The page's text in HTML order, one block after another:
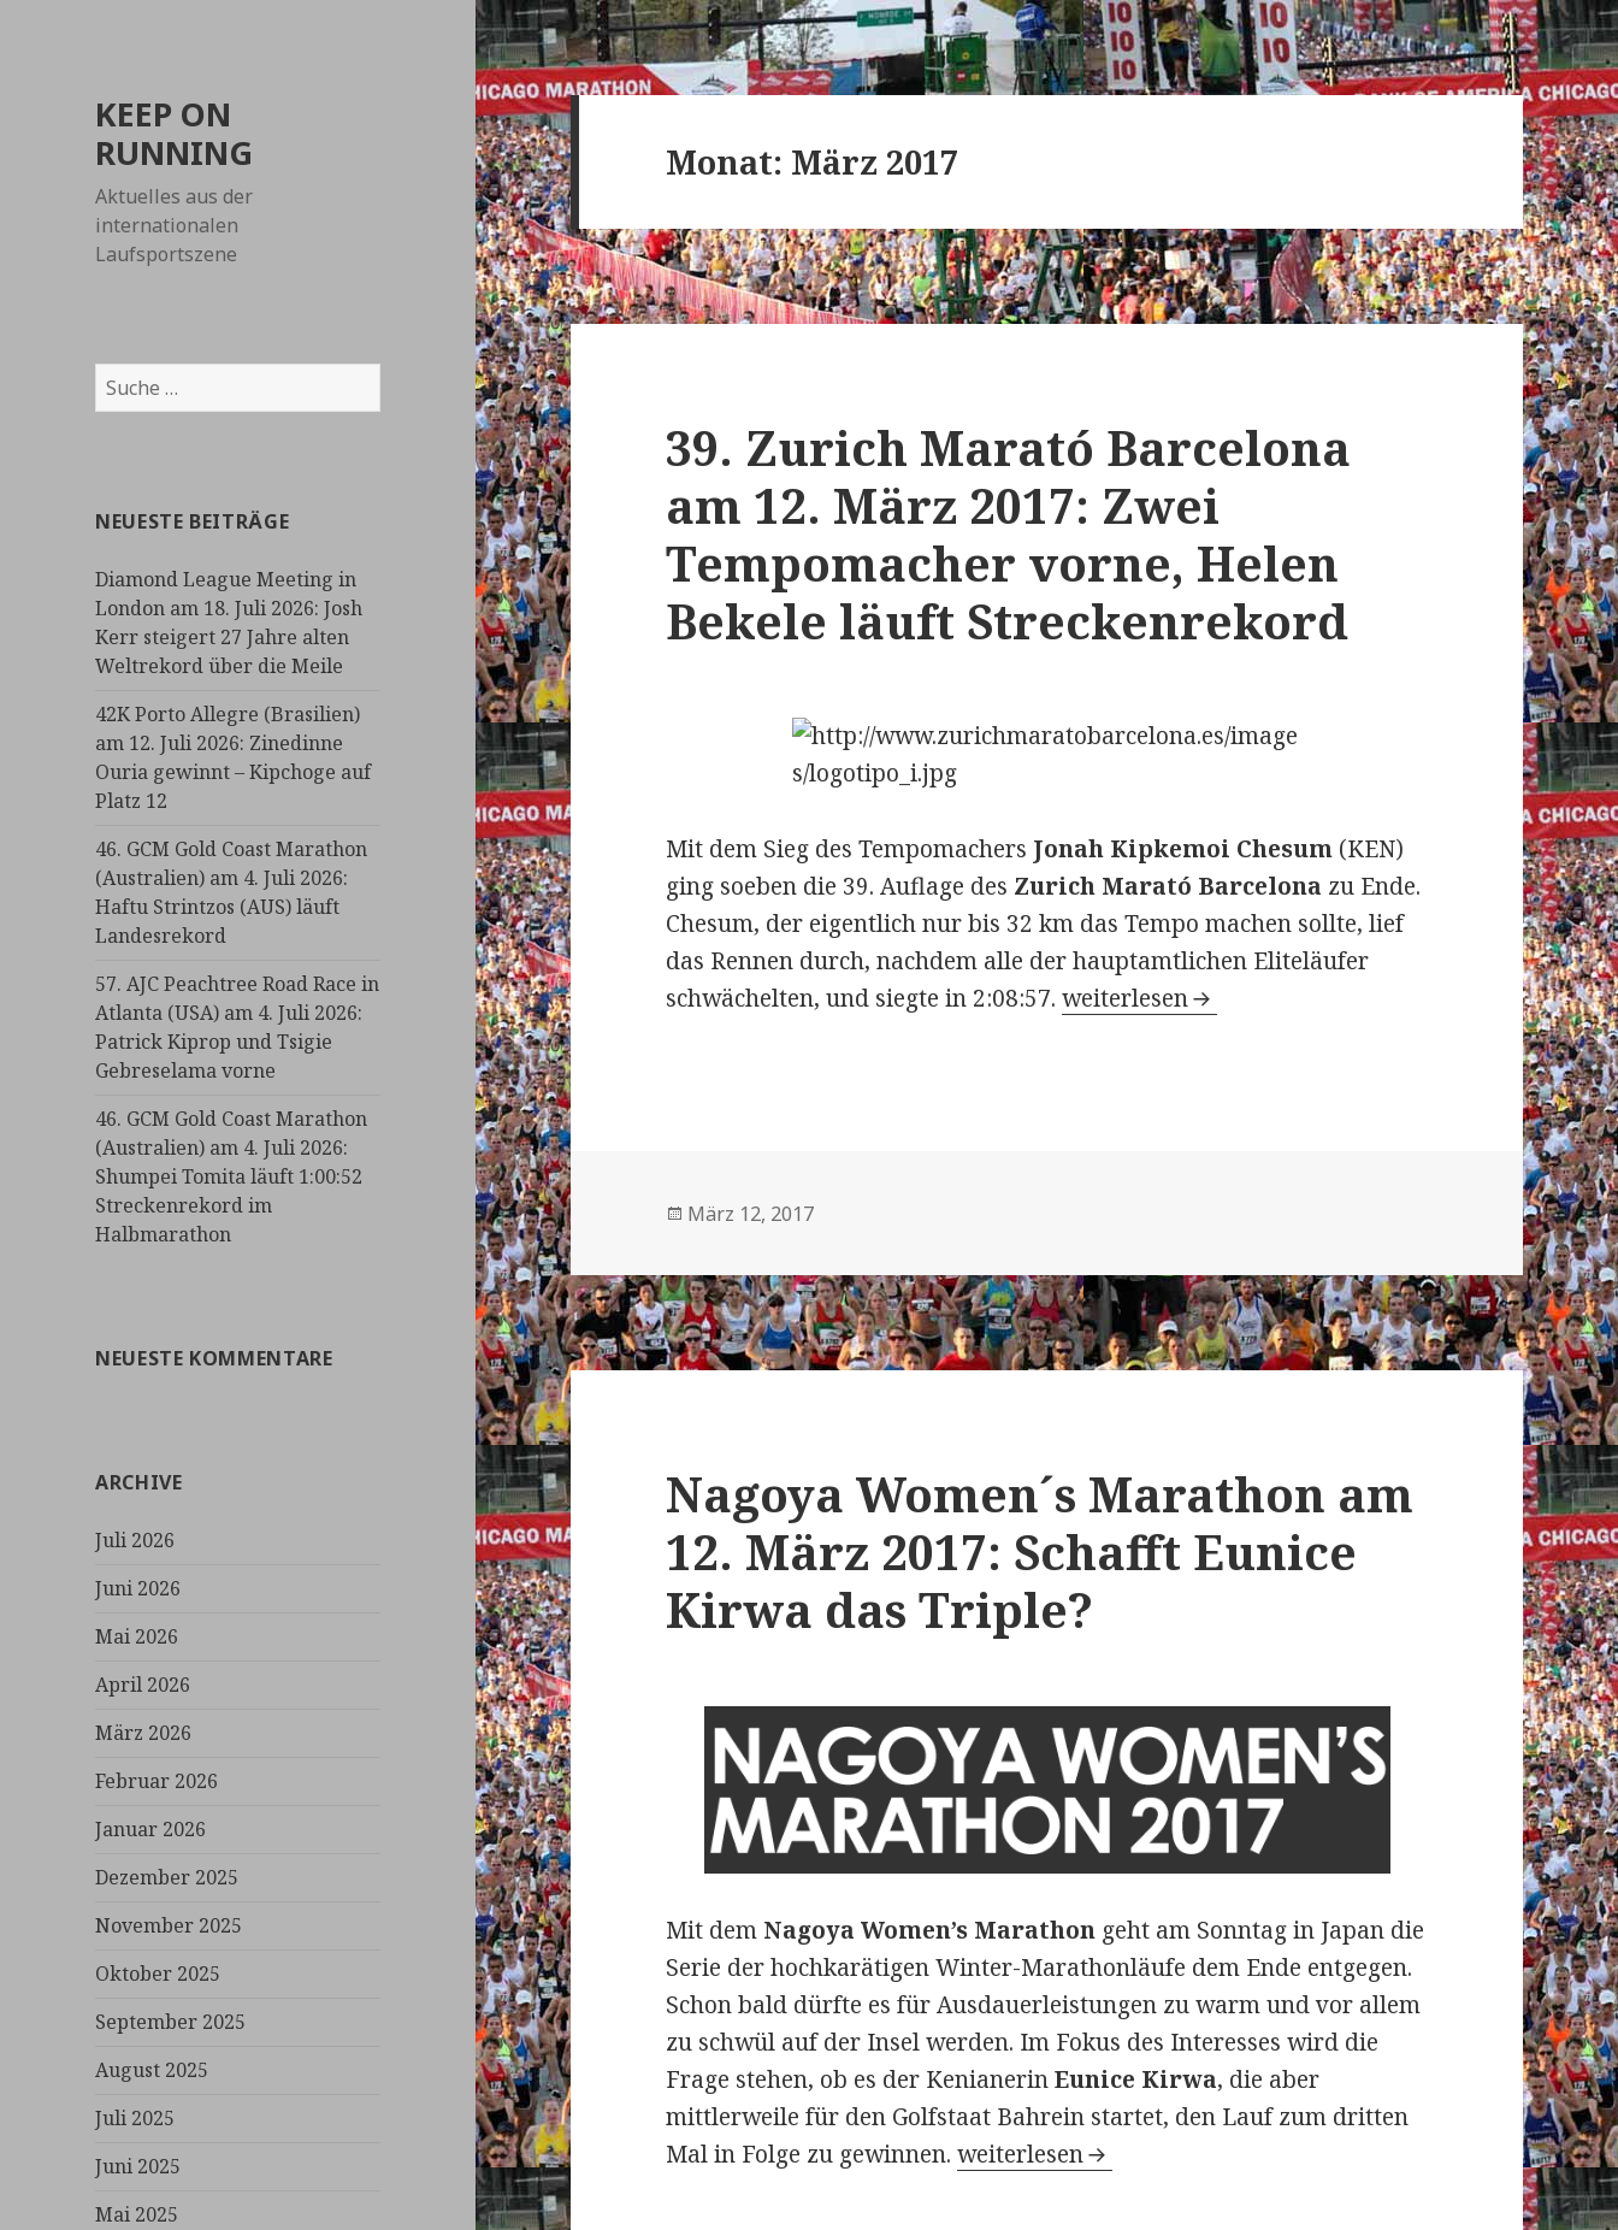
KEEP ON
RUNNING
Aktuelles aus der
internationalen
Laufsportszene
Suche
nach:
NEUESTE BEITRÄGE
Diamond League Meeting in
London am 18. Juli 2026: Josh
Kerr steigert 27 Jahre alten
Weltrekord über die Meile
42K Porto Allegre (Brasilien)
am 12. Juli 2026: Zinedinne
Ouria gewinnt – Kipchoge auf
Platz 12
46. GCM Gold Coast Marathon
(Australien) am 4. Juli 2026:
Haftu Strintzos (AUS) läuft
Landesrekord
57. AJC Peachtree Road Race in
Atlanta (USA) am 4. Juli 2026:
Patrick Kiprop und Tsigie
Gebreselama vorne
46. GCM Gold Coast Marathon
(Australien) am 4. Juli 2026:
Shumpei Tomita läuft 1:00:52
Streckenrekord im
Halbmarathon
NEUESTE KOMMENTARE
ARCHIVE
Juli 2026
Juni 2026
Mai 2026
April 2026
März 2026
Februar 2026
Januar 2026
Dezember 2025
November 2025
Oktober 2025
September 2025
August 2025
Juli 2025
Juni 2025
Mai 2025
Monat: März 2017
39. Zurich Marató Barcelona
am 12. März 2017: Zwei
Tempomacher vorne, Helen
Bekele läuft Streckenrekord
Mit dem Sieg des Tempomachers Jonah Kipkemoi Chesum (KEN)
ging soeben die 39. Auflage des Zurich Marató Barcelona zu Ende.
Chesum, der eigentlich nur bis 32 km das Tempo machen sollte, lief
das Rennen durch, nachdem alle der hauptamtlichen Eliteläufer
schwächelten, und siegte in 2:08:57.39. Zurich Marató Barcelona am 12. März 2017:
weiterlesen
Veröffentlicht
März 12, 2017
Nagoya Women´s Marathon am
12. März 2017: Schafft Eunice
Kirwa das Triple?
Mit dem Nagoya Women’s Marathon geht am Sonntag in Japan die
Serie der hochkarätigen Winter-Marathonläufe dem Ende entgegen.
Schon bald dürfte es für Ausdauerleistungen zu warm und vor allem
zu schwül auf der Insel werden. Im Fokus des Interesses wird die
Frage stehen, ob es der KenianerinEunice Kirwa, die aber
mittlerweile für den Golfstaat Bahrein startet, den Lauf zum dritten
Mal in Folge zu gewinnen.Nagoya Women´s Marathon am 12. März 2017: Schafft
weiterlesen